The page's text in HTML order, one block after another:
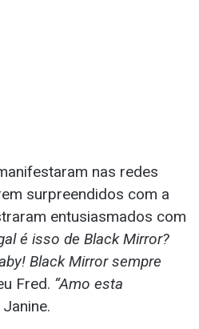
nas redes
surpreendidos com a
entusiasmados com
é isso de Black Mirror?
Black Mirror sempre
Fred. “Amo esta